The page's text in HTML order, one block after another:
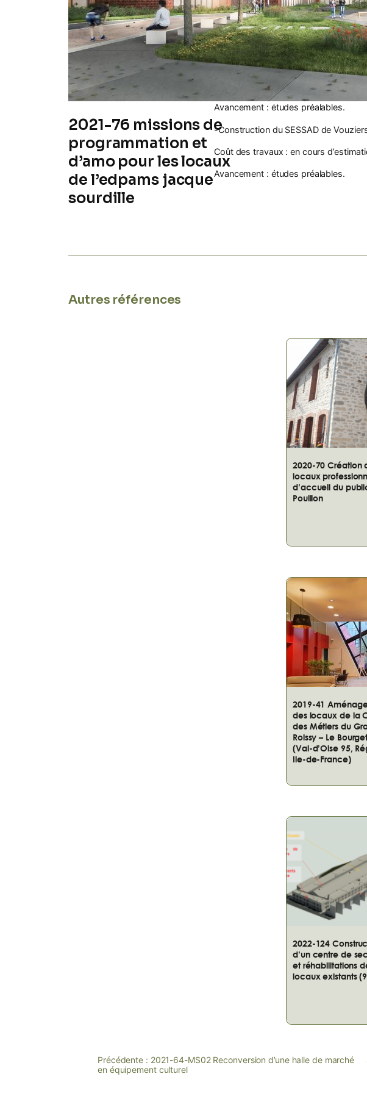
2021-76 missions de
programmation et
d’amo pour les locaux
de l’edpams jacque
sourdille
Avancement : études préalables.
-Réhabilitation du Pôle Autistes de
Dame (08)
Coût des travaux : en cours
Avancement : études préalables.
-Construction du SESSAD de
Coût des travaux : en cours
Avancement : études préalables.
Autres références
2020-70 Création
locaux
d’accueil du
Pouillon
2019-41
des locaux de la
des Métiers du
Roissy – Le
(Val-d’Oise 95,
Ile-de-France)
2022-124
d’un centre de
et réhabilitations
locaux existants
Précédente : 2021-64-MS02 Reconversion d’une halle de marché
en équipement culturel